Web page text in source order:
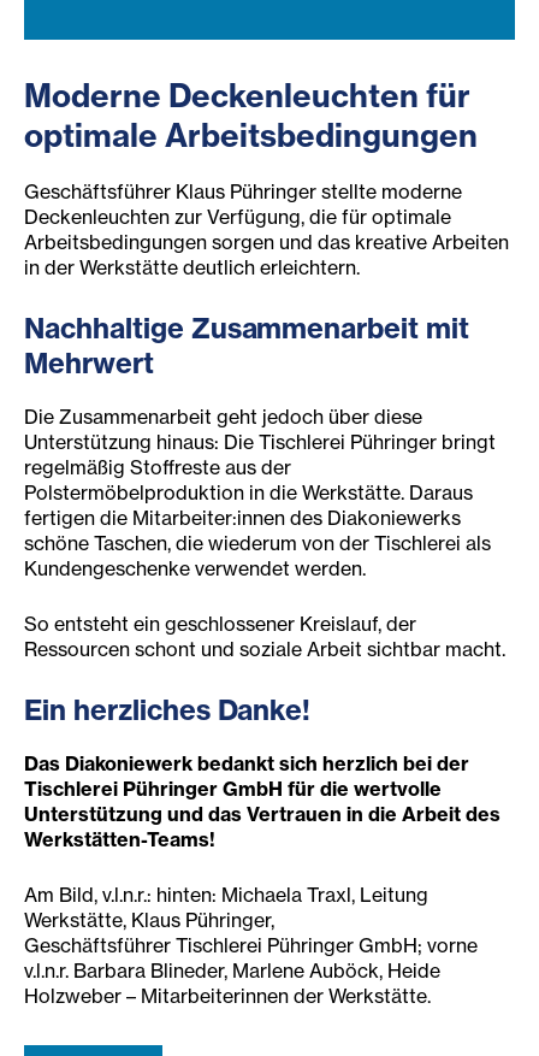
Moderne Deckenleuchten für
optimale Arbeitsbedingungen
Geschäftsführer Klaus Pühringer stellte moderne
Deckenleuchten zur Verfügung, die für optimale
Arbeitsbedingungen sorgen und das kreative Arbeiten
in der Werkstätte deutlich erleichtern.
Nachhaltige Zusammenarbeit mit
Mehrwert
Die Zusammenarbeit geht jedoch über diese
Unterstützung hinaus: Die Tischlerei Pühringer bringt
regelmäßig Stoffreste aus der
Polstermöbelproduktion in die Werkstätte. Daraus
fertigen die Mitarbeiter:innen des Diakoniewerks
schöne Taschen, die wiederum von der Tischlerei als
Kundengeschenke verwendet werden.
So entsteht ein geschlossener Kreislauf, der
Ressourcen schont und soziale Arbeit sichtbar macht.
Ein herzliches Danke!
Das Diakoniewerk bedankt sich herzlich bei der
Tischlerei Pühringer GmbH für die wertvolle
Unterstützung und das Vertrauen in die Arbeit des
Werkstätten-Teams!
Am Bild, v.l.n.r.: hinten: Michaela Traxl, Leitung
Werkstätte, Klaus Pühringer,
Geschäftsführer Tischlerei Pühringer GmbH; vorne
v.l.n.r. Barbara Blineder, Marlene Auböck, Heide
Holzweber – Mitarbeiterinnen der Werkstätte.